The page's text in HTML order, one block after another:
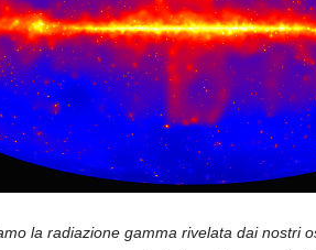
la radiazione gamma rivelata dai nostri